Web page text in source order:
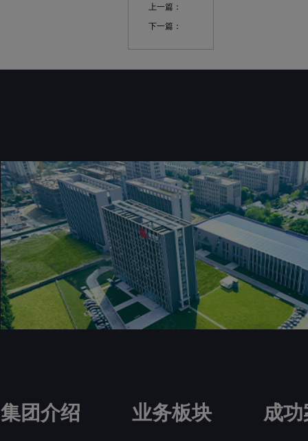
上一篇：
下一篇：
集团介绍 业务板块 成